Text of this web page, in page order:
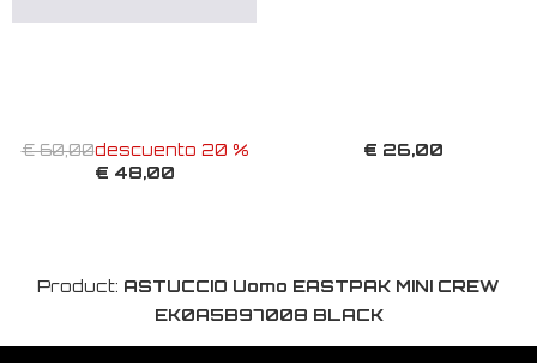
€ 60,00descuento 20 %
€ 48,00
€ 26,00
Product: ASTUCCIO Uomo EASTPAK MINI CREW
EK0A5B97008 BLACK